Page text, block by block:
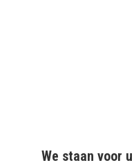
We staan voor